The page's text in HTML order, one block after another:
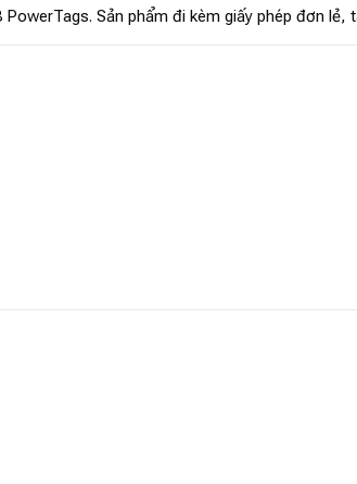
Sản phẩm đi kèm giấy phép đơn lẻ,